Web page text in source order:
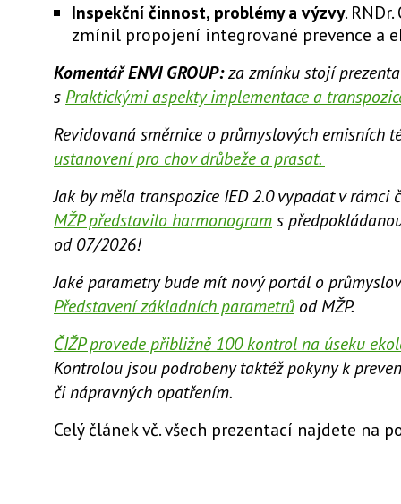
Inspekční činnost, problémy a výzvy.
zmínil propojení integrované prevence a
Komentář ENVI GROUP:za zmínku stojí
s Praktickými aspekty implementace a
Revidovaná směrnice o průmyslových emisních
ustanovení pro chov drůbeže a prasat.
Jak by měla transpozice IED 2.0 vypadat v rámci
MŽP představilo harmonogram s
od 07/2026!
Jaké parametry bude mít nový portál o
Představení základních parametrů od MŽP.
ČIŽP provede přibližně 100 kontrol na úseku
Kontrolou jsou podrobeny taktéž pokyny k
či nápravných opatřením.
Celý článek vč. všech prezentací najdete na